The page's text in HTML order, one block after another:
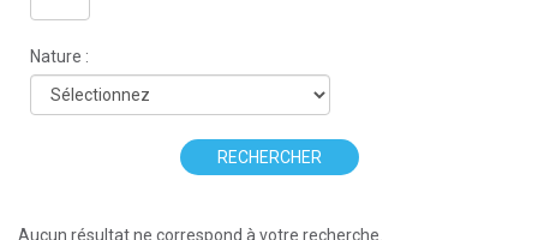
Nature :
RECHERCHER
Aucun résultat ne correspond à votre recherche.